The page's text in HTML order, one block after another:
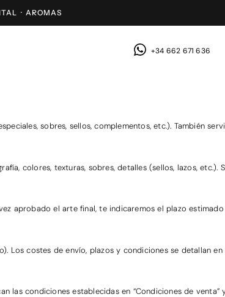
· AROMAS
+34 662 671 636
sobres, sellos, complementos, etc.). También
colores, texturas, sobres, detalles (sellos, lazos, etc.).
aprobado el arte final, te indicaremos el plazo
Los costes de envío, plazos y condiciones se detallan
las condiciones establecidas en “Condiciones de venta”